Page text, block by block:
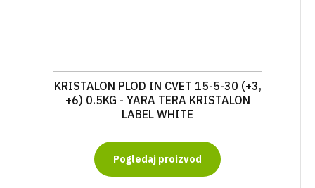
KRISTALON PLOD IN CVET 15-5-30 (+3,
+6) 0.5KG - YARA TERA KRISTALON
LABEL WHITE
Pogledaj proizvod